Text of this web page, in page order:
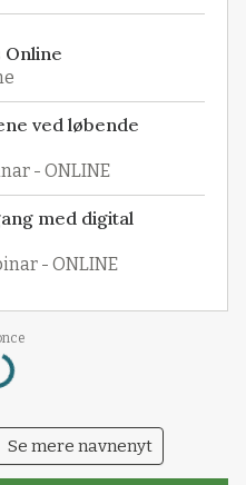
Online
ved løbende
- ONLINE
med digital
- ONLINE
Se mere navnenyt